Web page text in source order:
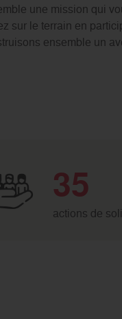
une mission qui
sur le terrain en
ensemble un
35
actions de